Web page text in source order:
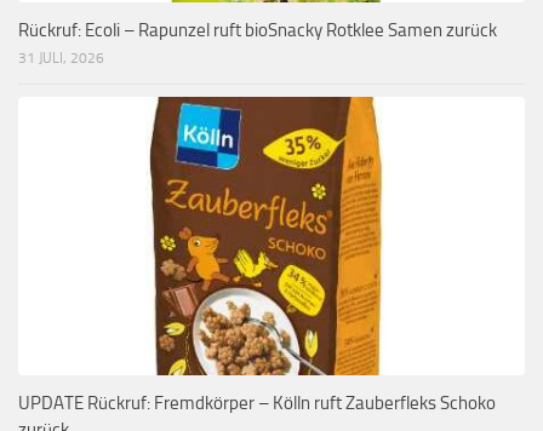
Rückruf: Ecoli – Rapunzel ruft bioSnacky Rotklee Samen zurück
31 JULI, 2026
UPDATE Rückruf: Fremdkörper – Kölln ruft Zauberfleks Schoko